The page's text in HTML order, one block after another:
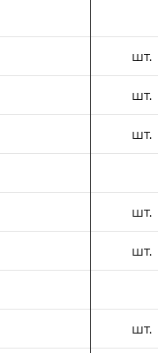
шт.
шт.
шт.
шт.
шт.
шт.